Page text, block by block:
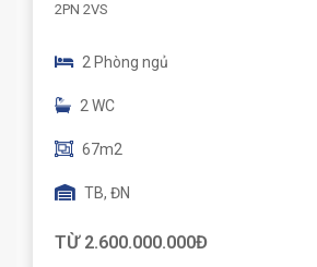
2PN 2VS
2 Phòng ngủ
2 WC
67m2
TB, ĐN
TỪ 2.600.000.000Đ